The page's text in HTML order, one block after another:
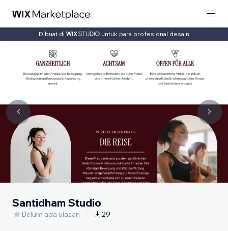
Dibuat di untuk para profesional desain
Santidham Studio
Belum ada ulasan 29